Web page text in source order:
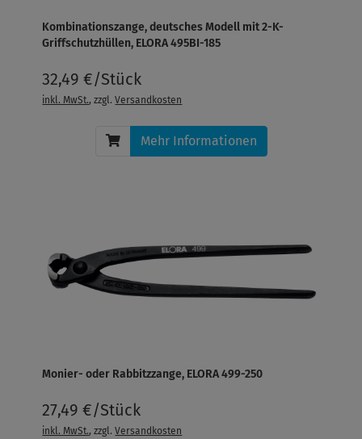
Kombinationszange, deutsches Modell mit 2-K-
Griffschutzhüllen, ELORA 495BI-185
32,49 €/Stück
inkl. MwSt., zzgl.Versandkosten
Mehr Informationen
Monier- oder Rabbitzzange, ELORA 499-250
27,49 €/Stück
inkl. MwSt., zzgl.Versandkosten